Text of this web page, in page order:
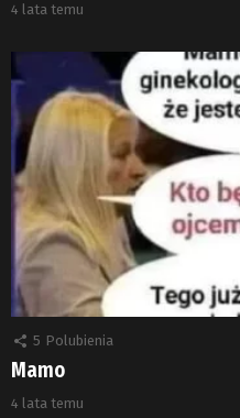
4 lata temu
5 Polubienia
Mamo
4 lata temu